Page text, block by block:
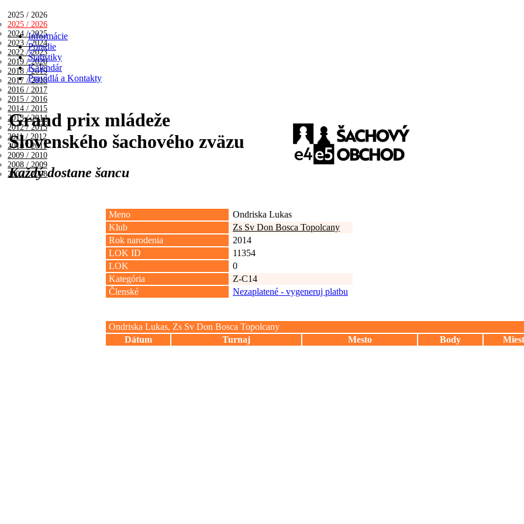
2025 / 2026
2025 / 2026
2024 / 2025
2023 / 2024
2022 / 2023
2019 / 2020
2018 / 2019
2017 / 2018
2016 / 2017
2015 / 2016
2014 / 2015
2013 / 2014
2012 / 2013
2011 / 2012
2010 / 2011
2009 / 2010
2008 / 2009
2007 / 2008
Informácie
Poradie
Štatistiky
Kalendár
Pravidlá a Kontakty
Grand prix mládeže
Slovenského šachového zväzu
Každý dostane šancu
Meno
Ondriska Lukas
Klub
Zs Sv Don Bosca Topolcany
Rok narodenia
2014
LOK ID
11354
LOK
0
Kategória
Z-C14
Členské
Nezaplatené - vygeneruj platbu
Ondriska Lukas, Zs Sv Don Bosca Topolcany
Dátum
Turnaj Mesto Body